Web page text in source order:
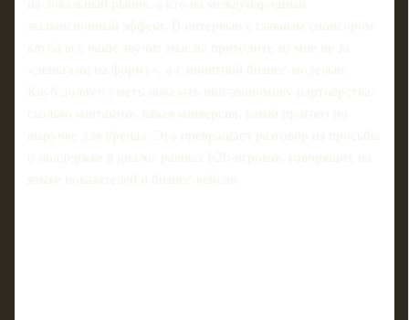
на локальный рынок, а кто на международный
экспансионный эффект. В интервью с главным спонсором
клуба всё чаще звучит мысль: приходите ко мне не за
«деньгами на форму», а с понятной бизнес‑моделью.
Клуб должен уметь показать unit‑экономику партнёрства:
сколько контактов, какая конверсия, какой прогноз по
выручке для бренда. Это превращает разговор из просьбы
о поддержке в диалог равных b2b‑игроков, говорящих на
языке показателей и бизнес‑кейсов.